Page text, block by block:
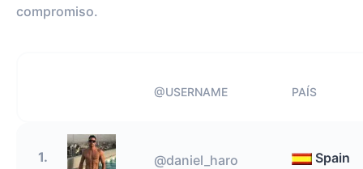
compromiso.
@USERNAME PAÍS
1. @daniel_haro Spain